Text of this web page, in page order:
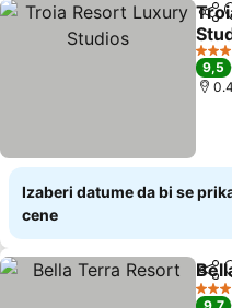
Deli
4
9,5
Izaberi datume da bi se
cene
Deli
4